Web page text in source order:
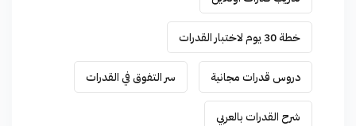
خطة 30 يوم لاختبار القدرات
دروس قدرات مجانية سر التفوق في القدرات
شرح القدرات بالعربي